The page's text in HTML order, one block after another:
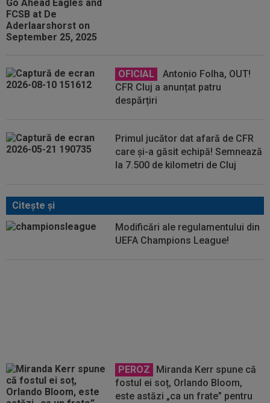
OFICIAL
Antonio Folha, OUT!
CFR Cluj a anunțat patru
despărțiri
Primul jucător dat afară de CFR
care și-a găsit echipă! Semnează
la 7.500 de kilometri de Cluj
Citeşte şi
Modificări ale regulamentului din
UEFA Champions League!
PEROZ
Miranda Kerr spune că
fostul ei soț, Orlando Bloom,
este astăzi „ca un frate” pentru